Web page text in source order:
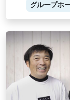
グループホ